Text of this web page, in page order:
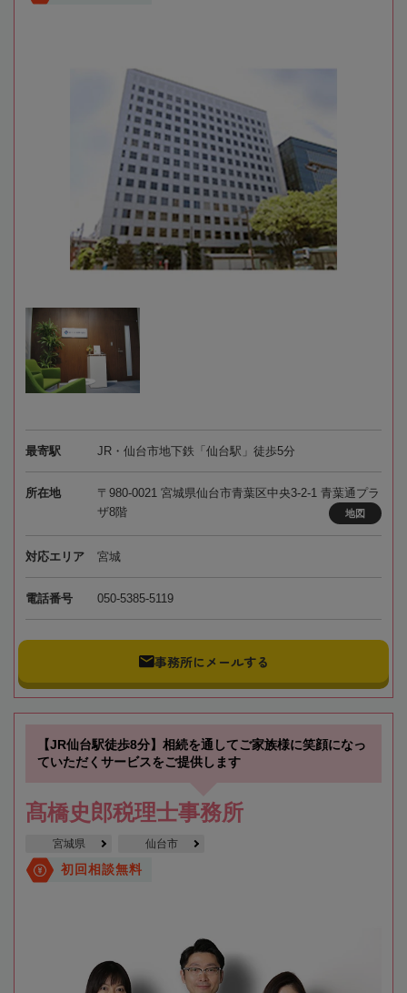
最寄駅 JR・仙台市地下鉄「仙台駅」徒歩5分
所在地
〒980-0021 宮城県仙台市青葉区中央3-2-1 青葉通プラ
ザ8階
地図
対応エリア 宮城
電話番号 050-5385-5119
事務所にメールする
【JR仙台駅徒歩8分】相続を通してご家族様に笑顔になっ
ていただくサービスをご提供します
髙橋史郎税理士事務所
宮城県 仙台市
初回相談無料